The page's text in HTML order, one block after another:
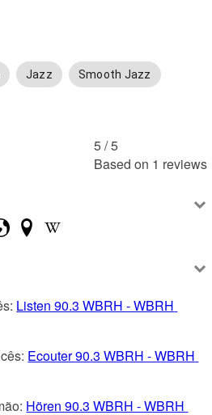
Jazz Smooth Jazz
5 /5
Based on 1 reviews
Listen 90.3 WBRH - WBRH
Ecouter 90.3 WBRH - WBRH
Hören 90.3 WBRH - WBRH